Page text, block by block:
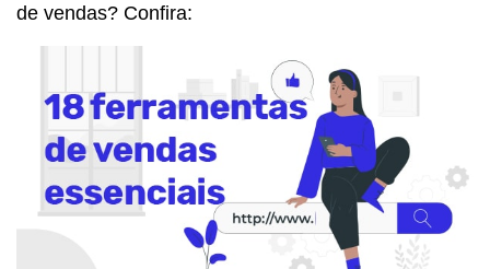
de vendas? Confira: